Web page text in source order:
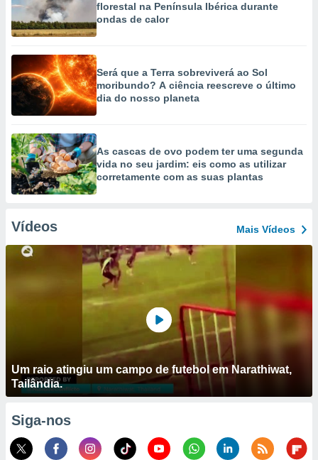
florestal na Península Ibérica durante
ondas de calor
Será que a Terra sobreviverá ao Sol
moribundo? A ciência reescreve o último
dia do nosso planeta
As cascas de ovo podem ter uma segunda
vida no seu jardim: eis como as utilizar
corretamente com as suas plantas
Vídeos Mais Vídeos
Um raio atingiu um campo de futebol em Narathiwat,
Tailândia.
Siga-nos